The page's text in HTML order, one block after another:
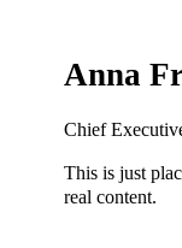
Anna
Chief
This is just
real content.